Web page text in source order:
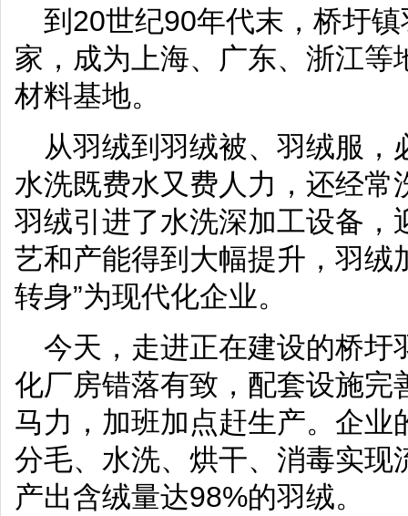
到20世纪90年代末，桥圩
家，成为上海、广东、浙江等
材料基地。
从羽绒到羽绒被、羽绒服
水洗既费水又费人力，还经
羽绒引进了水洗深加工设备，
艺和产能得到大幅提升，羽绒
转身”为现代化企业。
今天，走进正在建设的桥圩
化厂房错落有致，配套设施完
马力，加班加点赶生产。企业
分毛、水洗、烘干、消毒实现
产出含绒量达98%的羽绒。